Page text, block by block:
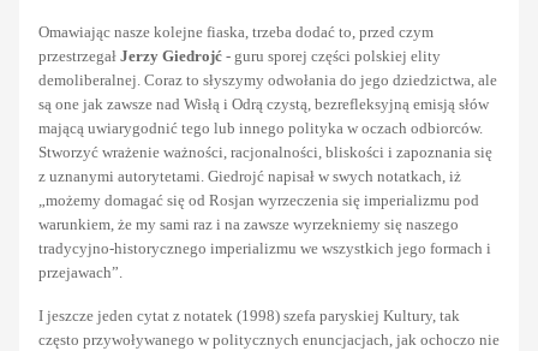
Omawiając nasze kolejne fiaska, trzeba dodać to, przed czym
przestrzegał Jerzy Giedrojć - guru sporej części polskiej elity
demoliberalnej. Coraz to słyszymy odwołania do jego dziedzictwa, ale
są one jak zawsze nad Wisłą i Odrą czystą, bezrefleksyjną emisją słów
mającą uwiarygodnić tego lub innego polityka w oczach odbiorców.
Stworzyć wrażenie ważności, racjonalności, bliskości i zapoznania się
z uznanymi autorytetami. Giedrojć napisał w swych notatkach, iż
„możemy domagać się od Rosjan wyrzeczenia się imperializmu pod
warunkiem, że my sami raz i na zawsze wyrzekniemy się naszego
tradycyjno-historycznego imperializmu we wszystkich jego formach i
przejawach”.
I jeszcze jeden cytat z notatek (1998) szefa paryskiej Kultury, tak
często przywoływanego w politycznych enuncjacjach, jak ochoczo nie